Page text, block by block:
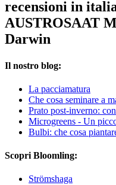
recensioni in
AUSTROSAAT
Darwin
Il nostro blog:
La pacciamatura
Che cosa seminare a
Prato post-inverno:
Microgreens - Un
Bulbi: che cosa
Scopri Bloomling:
Strömshaga